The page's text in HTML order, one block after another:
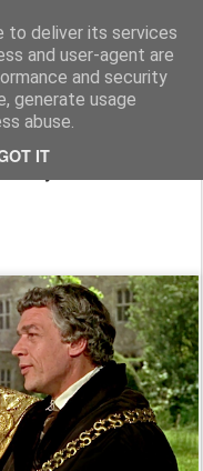
to deliver its services
and user-agent are
and security
generate usage
abuse.
IT
życiu